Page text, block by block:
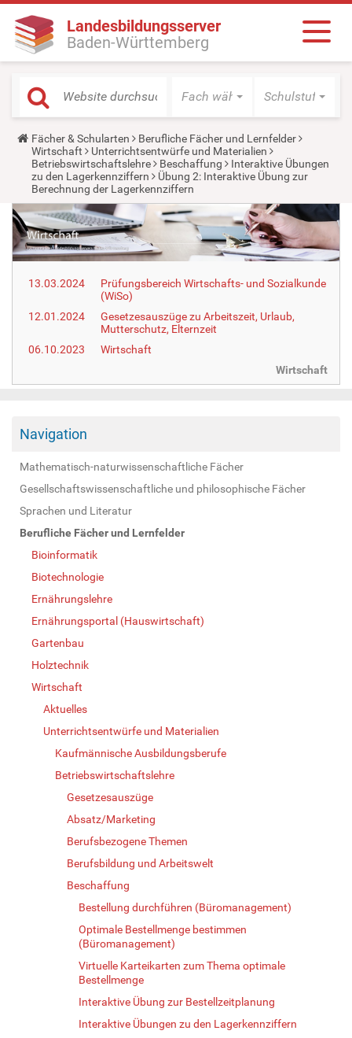
Landesbildungsserver
Baden-Württemberg
Fach wählen Schulstufe
Y
o
u
a
r
e
h
e
r
e
:
Fächer & Schularten
Berufliche Fächer und Lernfelder
Wirtschaft
Unterrichtsentwürfe und Materialien
Betriebswirtschaftslehre
Beschaffung
Interaktive Übungen
zu den Lagerkennziffern
Übung 2: Interaktive Übung zur
Berechnung der Lagerkennziffern
13.03.2024
Prüfungsbereich Wirtschafts- und Sozialkunde
(WiSo)
12.01.2024
Gesetzesauszüge zu Arbeitszeit, Urlaub,
Mutterschutz, Elternzeit
06.10.2023
Wirtschaft
Wirtschaft
Navigation
Mathematisch-naturwissenschaftliche Fächer
Gesellschaftswissenschaftliche und philosophische Fächer
Sprachen und Literatur
Berufliche Fächer und Lernfelder
Bioinformatik
Biotechnologie
Ernährungslehre
Ernährungsportal (Hauswirtschaft)
Gartenbau
Holztechnik
Wirtschaft
Aktuelles
Unterrichtsentwürfe und Materialien
Kaufmännische Ausbildungsberufe
Betriebswirtschaftslehre
Gesetzesauszüge
Absatz/Marketing
Berufsbezogene Themen
Berufsbildung und Arbeitswelt
Beschaffung
Bestellung durchführen (Büromanagement)
Optimale Bestellmenge bestimmen
(Büromanagement)
Virtuelle Karteikarten zum Thema optimale
Bestellmenge
Interaktive Übung zur Bestellzeitplanung
Interaktive Übungen zu den Lagerkennziffern